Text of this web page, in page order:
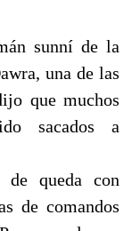
sunní de la
una de las
que muchos
sacados a
de queda con
de comandos